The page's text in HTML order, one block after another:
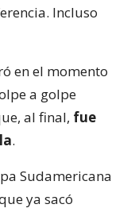
Incluso
en el momento
a golpe
al final, fue
.
Sudamericana
ya sacó